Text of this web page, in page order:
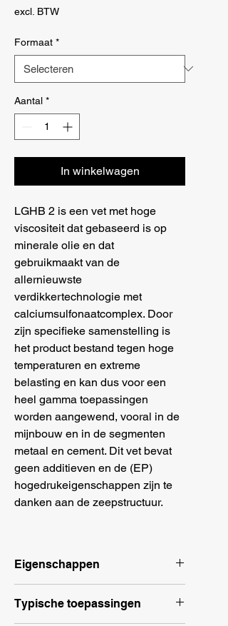
excl. BTW
Formaat *
Aantal *
In winkelwagen
LGHB 2 is een vet met hoge
viscositeit dat gebaseerd is op
minerale olie en dat
gebruikmaakt van de
allernieuwste
verdikkertechnologie met
calciumsulfonaatcomplex. Door
zijn specifieke samenstelling is
het product bestand tegen hoge
temperaturen en extreme
belasting en kan dus voor een
heel gamma toepassingen
worden aangewend, vooral in de
mijnbouw en in de segmenten
metaal en cement. Dit vet bevat
geen additieven en de (EP)
hogedrukeigenschappen zijn te
danken aan de zeepstructuur.
Eigenschappen
corrosiewerende
eigenschappen.
Typische toepassingen